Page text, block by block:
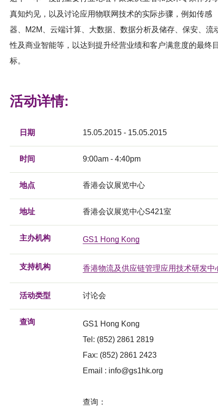
真知灼见，以及讨论应用物联网技术的实际步骤，例如传感
器、M2M、云端计算、大数据、数据分析及储存、保安、流
性及商业智能等，以达到提升经营业绩和客户满意度的最终
标。
活动详情:
日期 15.05.2015 - 15.05.2015
时间 9:00am - 4:40pm
地点 香港会议展览中心
地址 香港会议展览中心S421室
主办机构 GS1 Hong Kong
支持机构 香港物流及供应链管理应用技术研发中
活动类型 讨论会
查询
GS1 Hong Kong
Tel: (852) 2861 2819
Fax: (852) 2861 2423
Email : info@gs1hk.org
查询：